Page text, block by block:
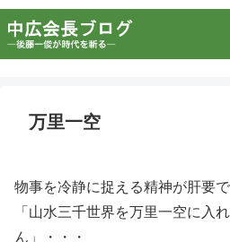
万里一空
物事を冷静に捉える精神が肝要
「山水三千世界を万里一空に入
ん」・・・